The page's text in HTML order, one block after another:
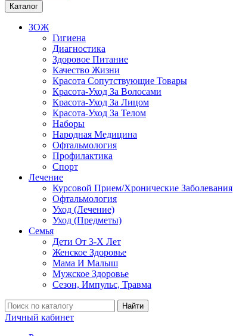
Каталог
ЗОЖ
Гигиена
Диагностика
Здоровое Питание
Качество Жизни
Красота Сопутствующие Товары
Красота-Уход За Волосами
Красота-Уход За Лицом
Красота-Уход За Телом
Наборы
Народная Медицина
Офтальмология
Профилактика
Спорт
Лечение
Курсовой Прием/Хронические Заболевания
Офтальмология
Уход (Лечение)
Уход (Предметы)
Семья
Дети От 3-Х Лет
Женское Здоровье
Мама И Малыш
Мужское Здоровье
Сезон, Импульс, Травма
Найти
Личный кабинет